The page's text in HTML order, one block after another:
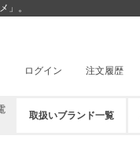
」。
ログイン 注文履歴
取扱いブランド一覧